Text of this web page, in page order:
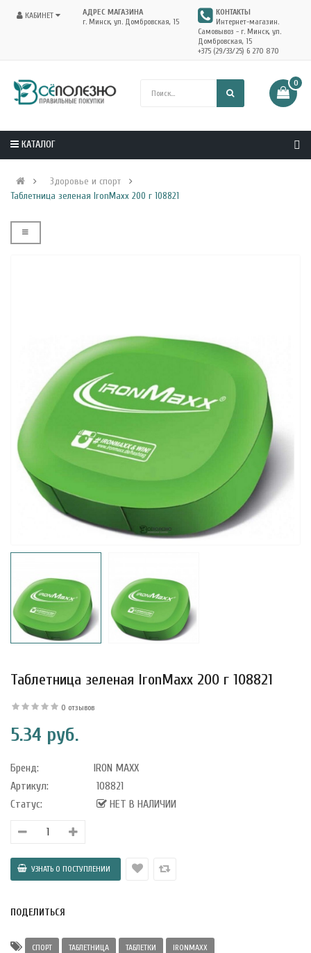
КАБИНЕТ
АДРЕС МАГАЗИНА
г. Минск, ул. Домбровская, 15
КОНТАКТЫ
Интернет-магазин.
Самовывоз - г. Минск, ул.
Домбровская, 15
+375 (29/33/25) 6 270 870
0
КАТАЛОГ
Здоровье и спорт
Таблетница зеленая IronMaxx 200 г 108821
в
75 мл
Таблетница зеленая IronMaxx 200 г 108821
0 отзывов
5.34 руб.
Бренд:
IRON MAXX
Артикул:
108821
Статус:
НЕТ В НАЛИЧИИ
ПОДЕЛИТЬСЯ
СПОРТ ТАБЛЕТНИЦА ТАБЛЕТКИ IRONMAXX